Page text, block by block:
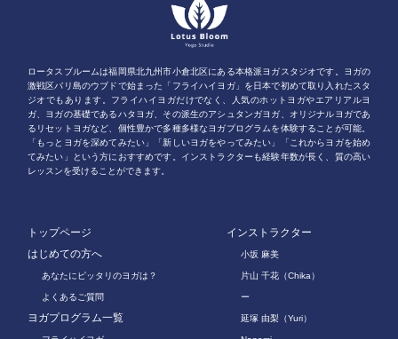
ロータスブルームは福岡県北九州市小倉北区にある本格派ヨガスタジオです。ヨガの
激戦区バリ島のウブドで始まった「フライハイヨガ」を日本で初めて取り入れたスタ
ジオでもあります。フライハイヨガだけでなく、人気のホットヨガやエアリアルヨ
ガ、ヨガの基礎であるハタヨガ、その派生のアシュタンガヨガ、オリジナルヨガであ
るリセットヨガなど、個性豊かで多種多様なヨガプログラムを体験することが可能。
「もっとヨガを深めてみたい」「新しいヨガをやってみたい」「これからヨガを始め
てみたい」という方におすすめです。インストラクターも経験年数が長く、質の高い
レッスンを受けることができます。
トップページ
はじめての方へ
あなたにピッタリのヨガは？
よくあるご質問
ヨガプログラム一覧
インストラクター
小坂 麻美
片山 千花（Chika）
ー
延塚 由梨（Yuri）